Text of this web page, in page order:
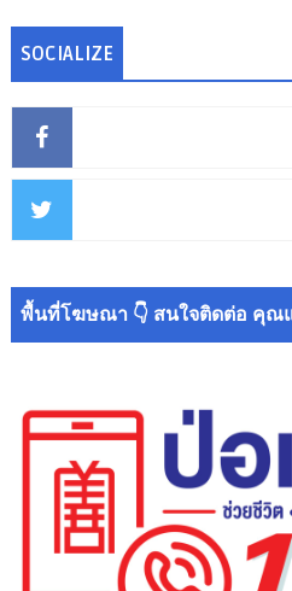
SOCIALIZE
พื้นที่โฆษณา 👇 สนใจติดต่อ คุณ